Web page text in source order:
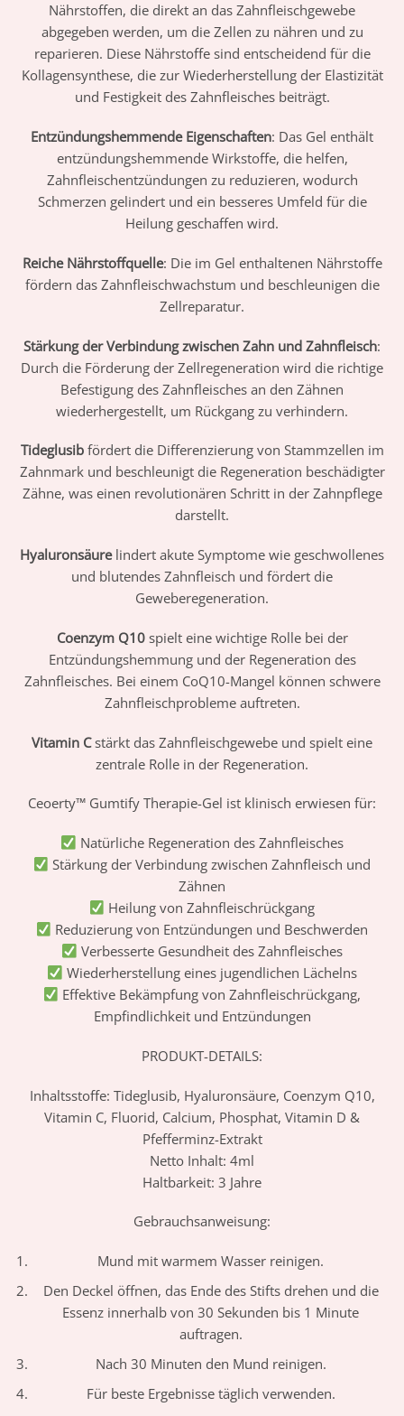
Nährstoffen, die direkt an das Zahnfleischgewebe
abgegeben werden, um die Zellen zu nähren und zu
reparieren. Diese Nährstoffe sind entscheidend für die
Kollagensynthese, die zur Wiederherstellung der Elastizität
und Festigkeit des Zahnfleisches beiträgt.
Entzündungshemmende Eigenschaften: Das Gel enthält
entzündungshemmende Wirkstoffe, die helfen,
Zahnfleischentzündungen zu reduzieren, wodurch
Schmerzen gelindert und ein besseres Umfeld für die
Heilung geschaffen wird.
Reiche Nährstoffquelle: Die im Gel enthaltenen Nährstoffe
fördern das Zahnfleischwachstum und beschleunigen die
Zellreparatur.
Stärkung der Verbindung zwischen Zahn und Zahnfleisch:
Durch die Förderung der Zellregeneration wird die richtige
Befestigung des Zahnfleisches an den Zähnen
wiederhergestellt, um Rückgang zu verhindern.
Tideglusibfördert die Differenzierung von Stammzellen im
Zahnmark und beschleunigt die Regeneration beschädigter
Zähne, was einen revolutionären Schritt in der Zahnpflege
darstellt.
Hyaluronsäurelindert akute Symptome wie geschwollenes
und blutendes Zahnfleisch und fördert die
Geweberegeneration.
Coenzym Q10spielt eine wichtige Rolle bei der
Entzündungshemmung und der Regeneration des
Zahnfleisches. Bei einem CoQ10-Mangel können schwere
Zahnfleischprobleme auftreten.
Vitamin Cstärkt das Zahnfleischgewebe und spielt eine
zentrale Rolle in der Regeneration.
Ceoerty™ Gumtify Therapie-Gel ist klinisch erwiesen für:
Natürliche Regeneration des Zahnfleisches
Stärkung der Verbindung zwischen Zahnfleisch und
Zähnen
Heilung von Zahnfleischrückgang
Reduzierung von Entzündungen und Beschwerden
Verbesserte Gesundheit des Zahnfleisches
Wiederherstellung eines jugendlichen Lächelns
Effektive Bekämpfung von Zahnfleischrückgang,
Empfindlichkeit und Entzündungen
PRODUKT-DETAILS:
Inhaltsstoffe: Tideglusib, Hyaluronsäure, Coenzym Q10,
Vitamin C, Fluorid, Calcium, Phosphat, Vitamin D &
Pfefferminz-Extrakt
Netto Inhalt: 4ml
Haltbarkeit: 3 Jahre
Gebrauchsanweisung:
Mund mit warmem Wasser reinigen.
Den Deckel öffnen, das Ende des Stifts drehen und die
Essenz innerhalb von 30 Sekunden bis 1 Minute
auftragen.
Nach 30 Minuten den Mund reinigen.
Für beste Ergebnisse täglich verwenden.